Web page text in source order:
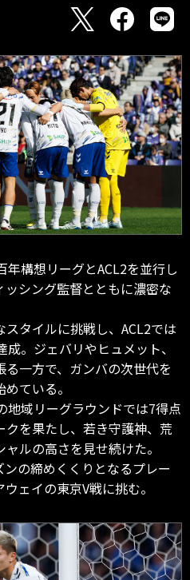
構想リーグとACL2を並行し
シング監督とともに濃密な
タイルに挑戦し、ACL2では
。ジェバリやヒュメット、
一方で、ガンバの次世代を
ている。
地域リーグラウンドでは7得点
を果たし、若き守護神、荒
ルの高さを見せ続けた。
の締めくくりとなるプレー
ェイの東京V戦に挑む。